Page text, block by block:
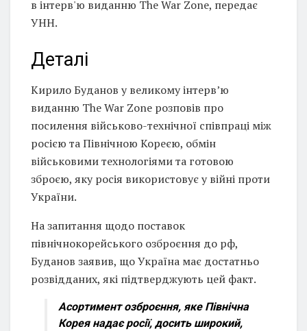
в інтерв'ю виданню The War Zone, передає
УНН.
Деталі
Кирило Буданов у великому інтерв’ю
виданню The War Zone розповів про
посилення військово-технічної співпраці між
росією та Північною Кореєю, обмін
військовими технологіями та готовою
зброєю, яку росія використовує у війні проти
України.
На запитання щодо поставок
північнокорейського озброєння до рф,
Буданов заявив, що Україна має достатньо
розвідданих, які підтверджують цей факт.
Асортимент озброєння, яке Північна
Корея надає росії, досить широкий,